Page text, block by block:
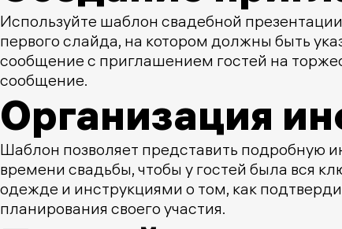
Используйте шаблон свадебной
первого слайда, на котором должны быть
сообщение с приглашением гостей на
сообщение.
Организация
Шаблон позволяет представить подробную
времени свадьбы, чтобы у гостей была вся
одежде и инструкциями о том, как
планирования своего участия.